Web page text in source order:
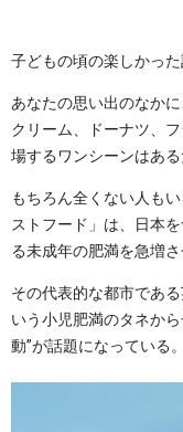
子どもの頃の楽しかっ
あなたの思い出のなか
クリーム、ドーナツ、
場するワンシーンはある
もちろん全くない人も
ストフード」は、日本
る未成年の肥満を急増さ
その代表的な都市であ
いう小児肥満のタネか
動”が話題になっている。